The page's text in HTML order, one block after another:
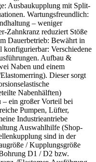
Ausbaukupplung mit Split-
Wartungsfreundlich:
– weniger
Zahnkranz reduziert Stöße
Dauerbetrieb: Bewährt in
Verschiedene
Aufbau &
Naben und einem
Dieser sorgt
Nabenhälften)
ein großer Vorteil bei
Pumpen, Lüfter,
Industrieantriebe
Auswahlhilfe (Shop-
sind in der
/ Kupplungsgröße
D1 / D2 bzw.